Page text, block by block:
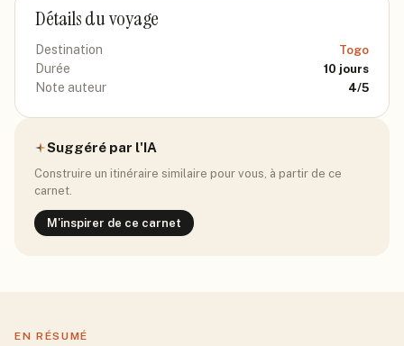
Détails du voyage
Destination Togo
Durée 10 jours
Note auteur 4/5
Suggéré par l'IA
Construire un itinéraire similaire pour vous, à partir de ce
carnet.
M'inspirer de ce carnet
EN RÉSUMÉ